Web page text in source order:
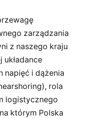
zarządzania
z naszego kraju
napięć i dążenia
rola
logistycznego
którym Polska